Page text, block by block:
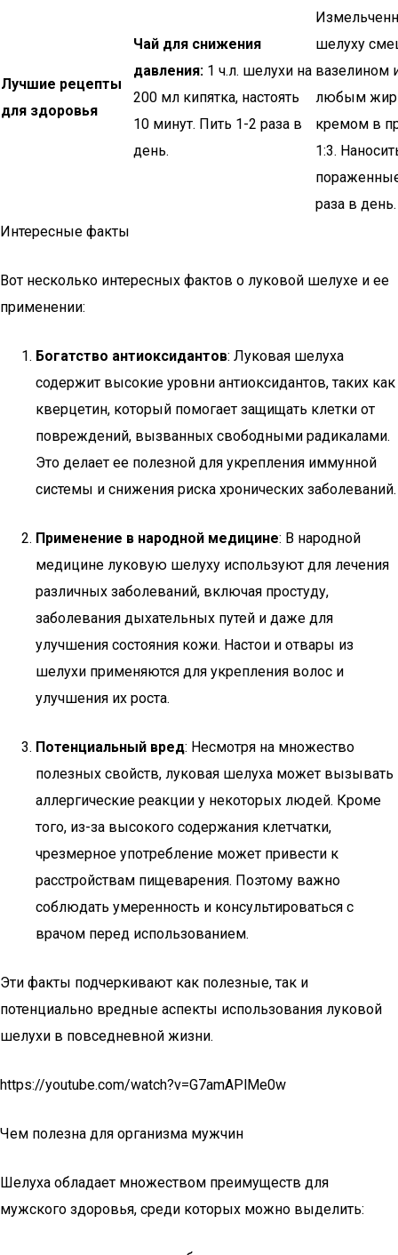
Лучшие рецепты
для здоровья
Чай для снижения
давления: 1 ч.л. шелухи на
200 мл кипятка, настоять
10 минут. Пить 1-2 раза в
день.
шелуху
вазелином
любым
кремом в
1:3.
раза в день.
Интересные факты
Вот несколько интересных фактов о луковой шелухе и ее
применении:
Богатство антиоксидантов: Луковая шелуха
содержит высокие уровни антиоксидантов, таких как
кверцетин, который помогает защищать клетки от
повреждений, вызванных свободными радикалами.
Это делает ее полезной для укрепления иммунной
системы и снижения риска хронических заболеваний.
Применение в народной медицине: В народной
медицине луковую шелуху используют для лечения
различных заболеваний, включая простуду,
заболевания дыхательных путей и даже для
улучшения состояния кожи. Настои и отвары из
шелухи применяются для укрепления волос и
улучшения их роста.
Потенциальный вред: Несмотря на множество
полезных свойств, луковая шелуха может вызывать
аллергические реакции у некоторых людей. Кроме
того, из-за высокого содержания клетчатки,
чрезмерное употребление может привести к
расстройствам пищеварения. Поэтому важно
соблюдать умеренность и консультироваться с
врачом перед использованием.
Эти факты подчеркивают как полезные, так и
потенциально вредные аспекты использования луковой
шелухи в повседневной жизни.
https://youtube.com/watch?v=G7amAPlMe0w
Чем полезна для организма мужчин
Шелуха обладает множеством преимуществ для
мужского здоровья, среди которых можно выделить: